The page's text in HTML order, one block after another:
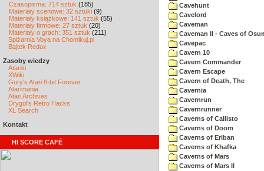
Czasopisma: 714 sztuk (185)
Materiały scenowe: 32 sztuki (9)
Materiały książkowe: 141 sztuk (55)
Materiały firmowe: 27 sztuk (20)
Materiały o grach: 351 sztuk (211)
Spiżarnia Voya na Chomikuj.pl
Bajtek Redux
Zasoby wiedzy
Atariki
XWiki
Gury's Atari 8-bit Forever
Atarimania
Atari Archives
Drygol's Retro Hacks
XL Search
Kontakt
HI SCORE CAFÉ
Cavehunt
Cavelord
Caveman
Caveman II - Caves of
Cavepac
Cavern 10
Cavern Commander
Cavern Escape
Cavern of Death, The
Cavernia
Cavernrun
Cavernrunner
Caverns of Callisto
Caverns of Doom
Caverns of Eriban
Caverns of Khafka
Caverns of Mars
Caverns of Mars II